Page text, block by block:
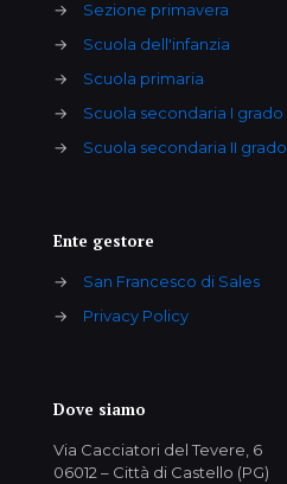
→
Sezione primavera
→
Scuola dell'infanzia
→
Scuola primaria
→
Scuola secondaria I grado
→
Scuola secondaria II grado
Ente gestore
→
San Francesco di Sales
→
Privacy Policy
Dove siamo
Via Cacciatori del Tevere, 6
06012 – Città di Castello (PG)